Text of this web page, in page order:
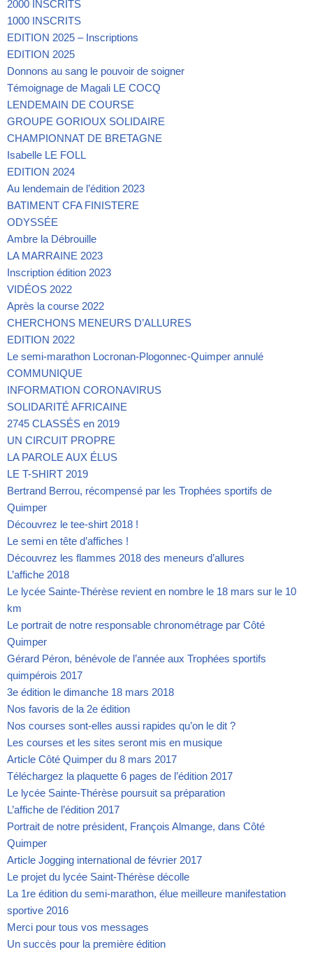
2000 INSCRITS
1000 INSCRITS
EDITION 2025 – Inscriptions
EDITION 2025
Donnons au sang le pouvoir de soigner
Témoignage de Magali LE COCQ
LENDEMAIN DE COURSE
GROUPE GORIOUX SOLIDAIRE
CHAMPIONNAT DE BRETAGNE
Isabelle LE FOLL
EDITION 2024
Au lendemain de l’édition 2023
BATIMENT CFA FINISTERE
ODYSSÉE
Ambre la Débrouille
LA MARRAINE 2023
Inscription édition 2023
VIDÉOS 2022
Après la course 2022
CHERCHONS MENEURS D’ALLURES
EDITION 2022
Le semi-marathon Locronan-Plogonnec-Quimper annulé
COMMUNIQUE
INFORMATION CORONAVIRUS
SOLIDARITÉ AFRICAINE
2745 CLASSÉS en 2019
UN CIRCUIT PROPRE
LA PAROLE AUX ÉLUS
LE T-SHIRT 2019
Bertrand Berrou, récompensé par les Trophées sportifs de
Quimper
Découvrez le tee-shirt 2018 !
Le semi en tête d’affiches !
Découvrez les flammes 2018 des meneurs d’allures
L’affiche 2018
Le lycée Sainte-Thérèse revient en nombre le 18 mars sur le 10
km
Le portrait de notre responsable chronométrage par Côté
Quimper
Gérard Péron, bénévole de l’année aux Trophées sportifs
quimpérois 2017
3e édition le dimanche 18 mars 2018
Nos favoris de la 2e édition
Nos courses sont-elles aussi rapides qu’on le dit ?
Les courses et les sites seront mis en musique
Article Côté Quimper du 8 mars 2017
Téléchargez la plaquette 6 pages de l’édition 2017
Le lycée Sainte-Thérèse poursuit sa préparation
L’affiche de l’édition 2017
Portrait de notre président, François Almange, dans Côté
Quimper
Article Jogging international de février 2017
Le projet du lycée Saint-Thérèse décolle
La 1re édition du semi-marathon, élue meilleure manifestation
sportive 2016
Merci pour tous vos messages
Un succès pour la première édition